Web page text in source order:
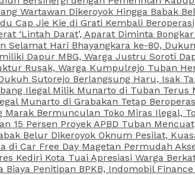
Wartawan Dikeroyok Hingga Babak
Cap Jie Kie di Grati Kembali
‘Lintah Darat’, Aparat Diminta
Selamat Hari Bhayangkara ke-80,
Dapur MBG, Warga Justru Soroti
Rusak, Warga Kumpulrejo Tuban
Sutorejo Berlangsung Haru, Isak
Ilegal Milik Munarto di Tuban
Munarto di Grabakan Tetap
Marak Bermunculan Toko Miras Ilegal,
15 Persen Proyek APBD Tuban
Belur Dikeroyok Oknum Pesilat,
di Car Free Day Magetan Permudah
Kediri Kota Tuai Apresiasi Warga
Biaya Penitipan BPKB, Indomobil